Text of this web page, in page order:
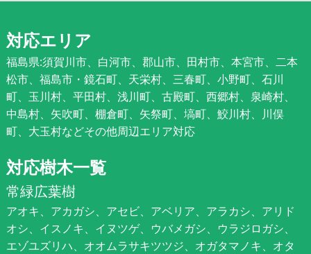
対応エリア
福島県:須賀川市、白河市、郡山市、田村市、本宮市、二本
松市、福島市・鏡石町、天栄村、三春町、小野町、石川
町、玉川村、平田村、浅川町、古殿町、西郷村、泉崎村、
中島村、矢吹町、棚倉町、矢祭町、塙町、鮫川村、川俣
町、大玉村などその他周辺エリア対応
対応樹木一覧
常緑広葉樹
アオキ、アカガシ、アセビ、アベリア、アラカシ、アリド
オシ、イスノキ、イヌツゲ、ウバメガシ、ウラジロガシ、
エゾユズリハ、オオムラサキツツジ、オガタマノキ、オタ